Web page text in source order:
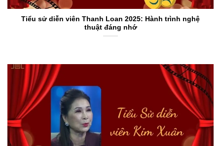
Tiểu sử diễn viên Thanh Loan 2025: Hành trình nghệ
thuật đáng nhớ